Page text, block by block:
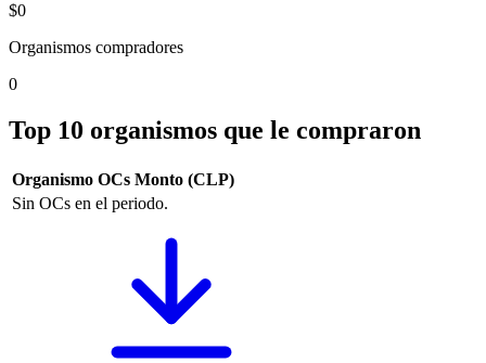
$0
Organismos compradores
0
Top 10 organismos que le compraron
Organismo OCs Monto (CLP)
Sin OCs en el periodo.